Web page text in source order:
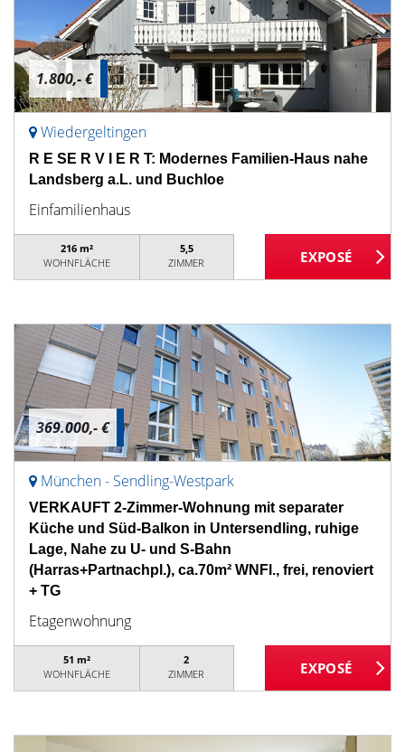
1.800,- €
Wiedergeltingen
R E SE R V I E R T: Modernes Familien-Haus nahe
Landsberg a.L. und Buchloe
Einfamilienhaus
216 m²
WOHNFLÄCHE
5,5
ZIMMER
369.000,- €
München - Sendling-Westpark
VERKAUFT 2-Zimmer-Wohnung mit separater
Küche und Süd-Balkon in Untersendling, ruhige
Lage, Nahe zu U- und S-Bahn
(Harras+Partnachpl.), ca.70m² WNFl., frei, renoviert
+ TG
Etagenwohnung
51 m²
WOHNFLÄCHE
2
ZIMMER